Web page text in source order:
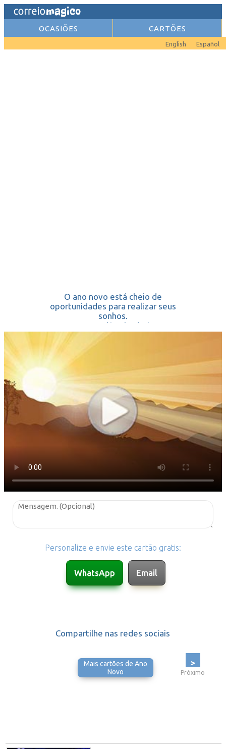
OCASIÕES CARTÕES
Español
English
O ano novo está cheio de
oportunidades para realizar seus
sonhos.
Que Deus te dê sabedoria para
reconhecê-las
e te acompanhe a cada passo do
Personalize e envie este cartão gratis:
Compartilhe nas redes sociais
Mais cartões de Ano
Novo
>
Próximo